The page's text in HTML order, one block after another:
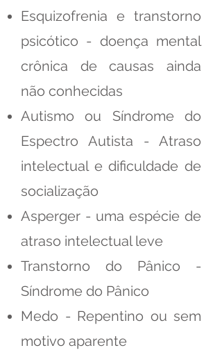
Esquizofrenia e transtorno
psicótico - doença mental
crônica de causas ainda
não conhecidas
Autismo ou Síndrome do
Espectro Autista - Atraso
intelectual e dificuldade de
socialização
Asperger - uma espécie de
atraso intelectual leve
Transtorno do Pânico -
Síndrome do Pânico
Medo - Repentino ou sem
motivo aparente